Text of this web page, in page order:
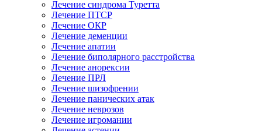
Лечение синдрома Туретта
Лечение ПТСР
Лечение ОКР
Лечение деменции
Лечение апатии
Лечение биполярного расстройства
Лечение анорексии
Лечение ПРЛ
Лечение шизофрении
Лечение панических атак
Лечение неврозов
Лечение игромании